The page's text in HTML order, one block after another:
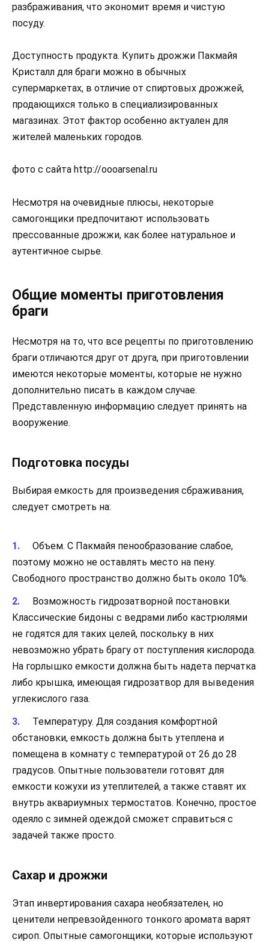
разбраживания, что экономит время и чистую
посуду.
Доступность продукта. Купить дрожжи Пакмайя
Кристалл для браги можно в обычных
супермаркетах, в отличие от спиртовых дрожжей,
продающихся только в специализированных
магазинах. Этот фактор особенно актуален для
жителей маленьких городов.
фото с сайта http://oooarsenal.ru
Несмотря на очевидные плюсы, некоторые
самогонщики предпочитают использовать
прессованные дрожжи, как более натуральное и
аутентичное сырье.
Общие моменты приготовления
браги
Несмотря на то, что все рецепты по приготовлению
браги отличаются друг от друга, при приготовлении
имеются некоторые моменты, которые не нужно
дополнительно писать в каждом случае.
Представленную информацию следует принять на
вооружение.
Подготовка посуды
Выбирая емкость для произведения сбраживания,
следует смотреть на:
Объем. С Пакмайя пенообразование слабое,
поэтому можно не оставлять место на пену.
Свободного пространство должно быть около 10%.
Возможность гидрозатворной постановки.
Классические бидоны с ведрами либо кастрюлями
не годятся для таких целей, поскольку в них
невозможно убрать брагу от поступления кислорода.
На горлышко емкости должна быть надета перчатка
либо крышка, имеющая гидрозатвор для выведения
углекислого газа.
Температуру. Для создания комфортной
обстановки, емкость должна быть утеплена и
помещена в комнату с температурой от 26 до 28
градусов. Опытные пользователи готовят для
емкости кожухи из утеплителей, а также ставят их
внутрь аквариумных термостатов. Конечно, простое
одеяло с зимней одеждой сможет справиться с
задачей также просто.
Сахар и дрожжи
Этап инвертирования сахара необязателен, но
ценители непревзойденного тонкого аромата варят
сироп. Опытные самогонщики, которые используют